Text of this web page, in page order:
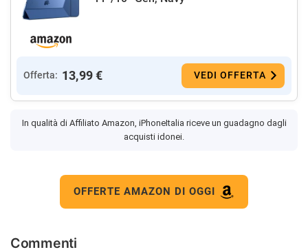
Offerta: 13,99 € VEDI OFFERTA
In qualità di Affiliato Amazon, iPhoneItalia riceve un guadagno dagli
acquisti idonei.
OFFERTE AMAZON DI OGGI
Commenti